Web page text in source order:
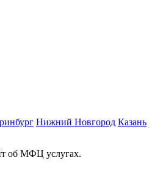
Нижний Новгород Казань
об МФЦ услугах.